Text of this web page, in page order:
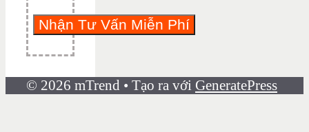
© 2026 mTrend • Tạo ra với GeneratePress